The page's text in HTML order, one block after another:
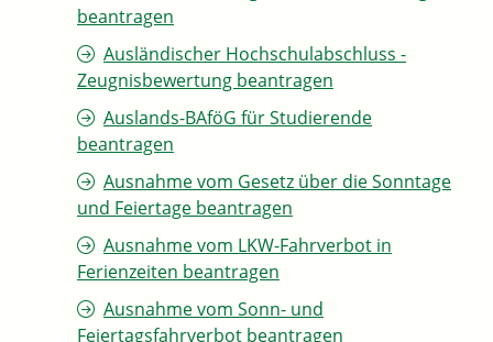
beantragen
Ausländischer Hochschulabschluss -
Zeugnisbewertung beantragen
Auslands-BAföG für Studierende
beantragen
Ausnahme vom Gesetz über die Sonntage
und Feiertage beantragen
Ausnahme vom LKW-Fahrverbot in
Ferienzeiten beantragen
Ausnahme vom Sonn- und
Feiertagsfahrverbot beantragen